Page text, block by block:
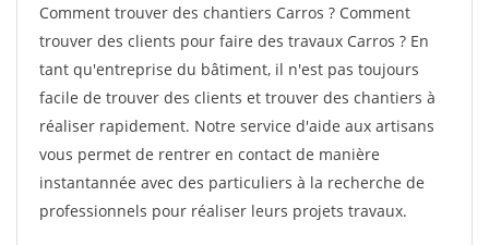
Comment trouver des chantiers Carros ? Comment
trouver des clients pour faire des travaux Carros ? En
tant qu'entreprise du bâtiment, il n'est pas toujours
facile de trouver des clients et trouver des chantiers à
réaliser rapidement. Notre service d'aide aux artisans
vous permet de rentrer en contact de manière
instantannée avec des particuliers à la recherche de
professionnels pour réaliser leurs projets travaux.